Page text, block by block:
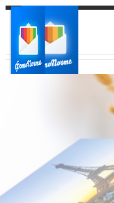
Ваш регион доставки
Выберите из списка: